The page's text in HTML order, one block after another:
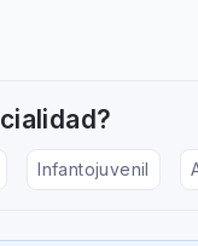
Infantojuvenil